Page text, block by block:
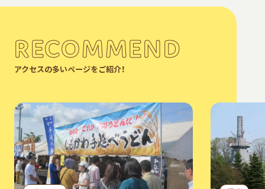
RECOMMEND
アクセスの多いページをご紹介！